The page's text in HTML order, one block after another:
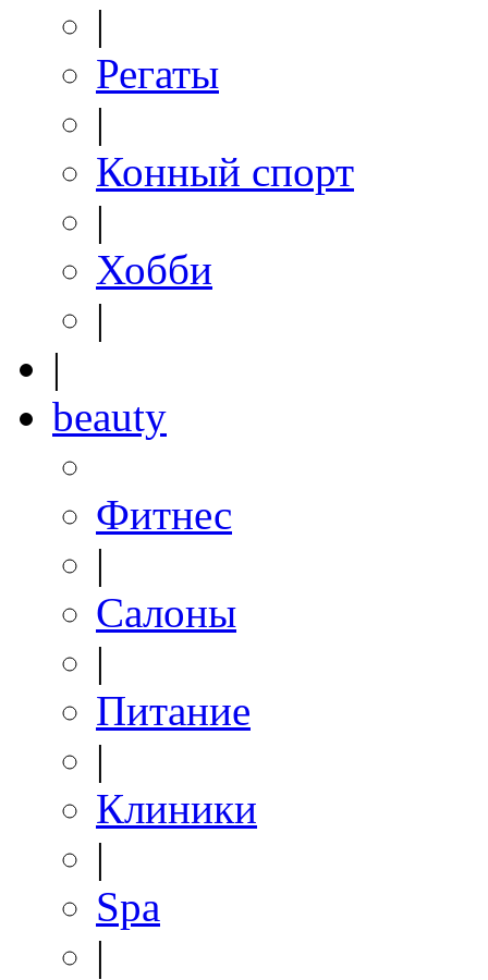
|
Регаты
|
Конный спорт
|
Хобби
|
|
beauty
Фитнес
|
Салоны
|
Питание
|
Клиники
|
Spa
|